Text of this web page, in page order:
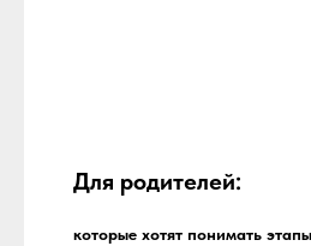
Для родителей:
которые хотят понимать